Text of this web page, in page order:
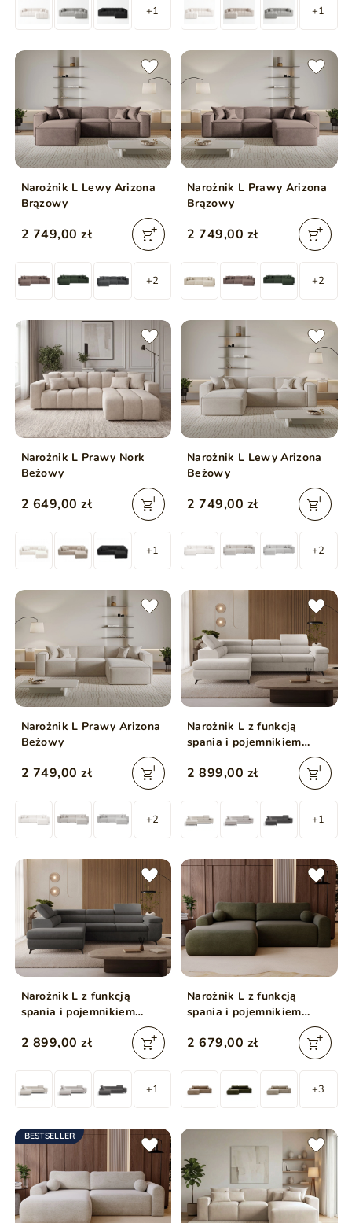
+1 +1
Narożnik L Lewy Arizona
Brązowy
2 749,00 zł
+2
Narożnik L Prawy Arizona
Brązowy
2 749,00 zł
+2
Narożnik L Prawy Nork
Beżowy
2 649,00 zł
+1
Narożnik L Lewy Arizona
Beżowy
2 749,00 zł
+2
Narożnik L Prawy Arizona
Beżowy
2 749,00 zł
+2
Narożnik L z funkcją
spania i pojemnikiem
Argon lewy Jasny beżowy
2 899,00 zł
+1
Narożnik L z funkcją
spania i pojemnikiem
Argon lewy Ciemny szary
2 899,00 zł
+1
Narożnik L z funkcją
spania i pojemnikiem
2 679,00 zł
+3
BESTSELLER